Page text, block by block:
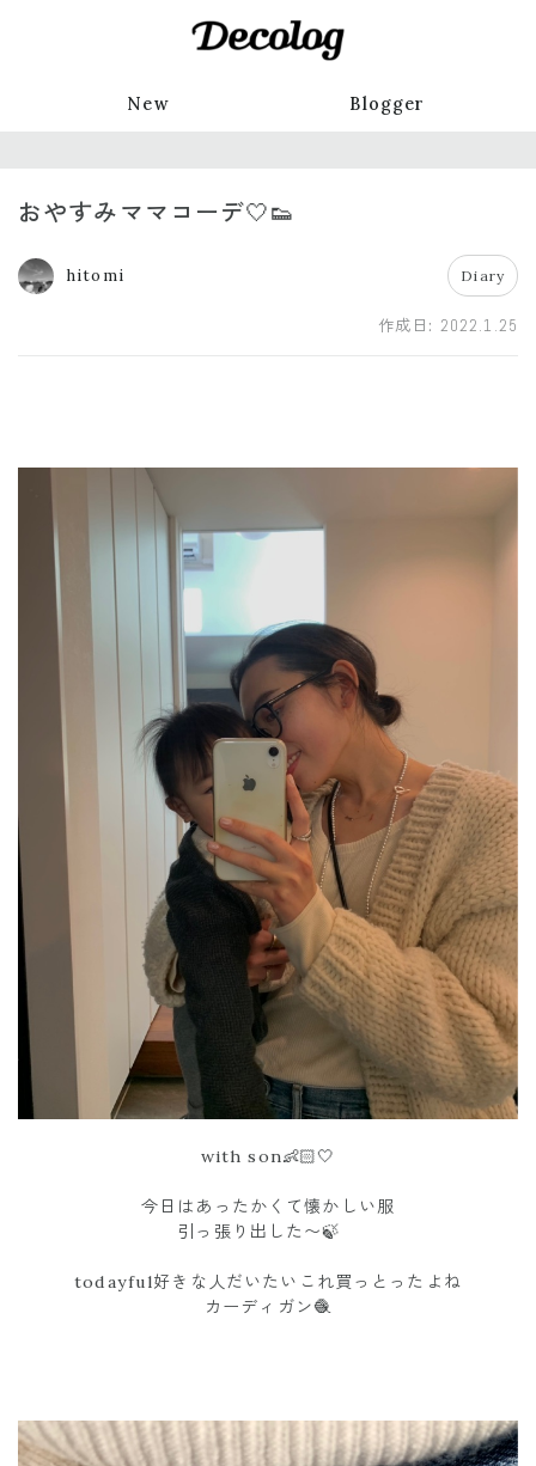
New Blogger
おやすみママコーデ🤍👟
hitomi Diary
作成日: 2022.1.25
with son👶🏻🤍
今日はあったかくて懐かしい服
引っ張り出した〜🍃
todayful好きな人だいたいこれ買っとったよね
カーディガン🧶